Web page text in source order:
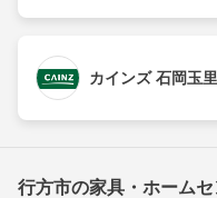
カインズ 石岡玉
行方市の家具・ホーム